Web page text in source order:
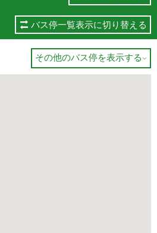
バス停一覧表示に切り替える
その他のバス停を表示する 